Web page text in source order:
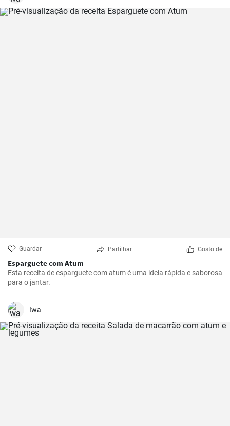
Guardar Partilhar Gosto de
Esparguete com Atum
Esta receita de esparguete com atum é uma ideia rápida e saborosa
para o jantar.
Iwa